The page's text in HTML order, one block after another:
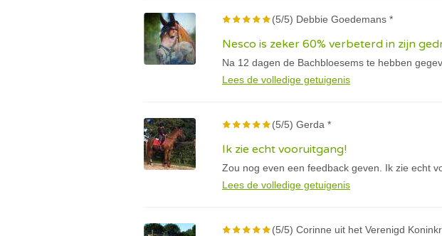
(5/5) Debbie Goedemans *
Nesco is zeker 60% verbeterd in zijn
Na 12 dagen de Bachbloesems te hebben
Lees de volledige getuigenis
(5/5) Gerda *
Ik zie echt vooruitgang!
Zou nog even een feedback geven. Ik zie echt
Lees de volledige getuigenis
(5/5) Corinne uit het Verenigd